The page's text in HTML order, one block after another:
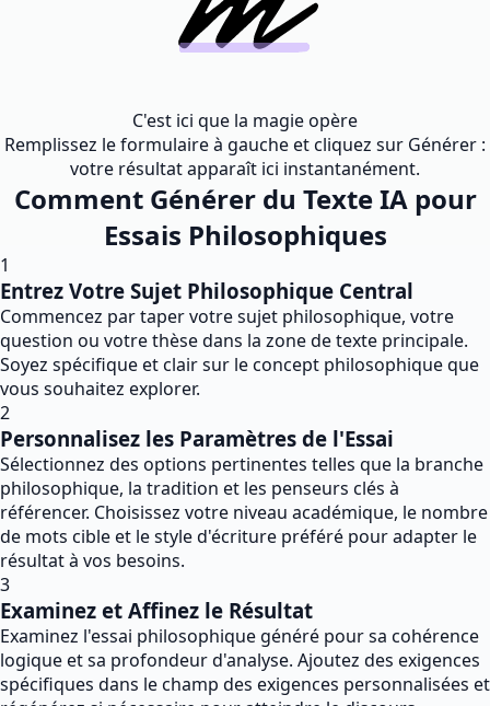
C'est ici que la magie opère
Remplissez le formulaire à gauche et cliquez sur Générer :
votre résultat apparaît ici instantanément.
Comment Générer du Texte IA pour
Essais Philosophiques
1
Entrez Votre Sujet Philosophique Central
Commencez par taper votre sujet philosophique, votre
question ou votre thèse dans la zone de texte principale.
Soyez spécifique et clair sur le concept philosophique que
vous souhaitez explorer.
2
Personnalisez les Paramètres de l'Essai
Sélectionnez des options pertinentes telles que la branche
philosophique, la tradition et les penseurs clés à
référencer. Choisissez votre niveau académique, le nombre
de mots cible et le style d'écriture préféré pour adapter le
résultat à vos besoins.
3
Examinez et Affinez le Résultat
Examinez l'essai philosophique généré pour sa cohérence
logique et sa profondeur d'analyse. Ajoutez des exigences
spécifiques dans le champ des exigences personnalisées et